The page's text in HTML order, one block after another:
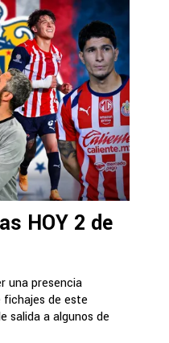
HOY 2 de
una presencia
de este
salida a algunos de